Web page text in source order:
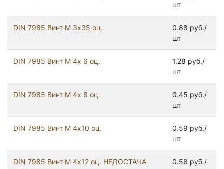
шт
DIN 7985 Винт М 3х35 оц.
0.88 руб./
шт
DIN 7985 Винт М 4х 6 оц.
1.28 руб./
шт
DIN 7985 Винт М 4х 8 оц.
0.45 руб./
шт
DIN 7985 Винт М 4х10 оц.
0.59 руб./
шт
DIN 7985 Винт М 4х12 оц. НЕДОСТАЧА
0.58 руб./